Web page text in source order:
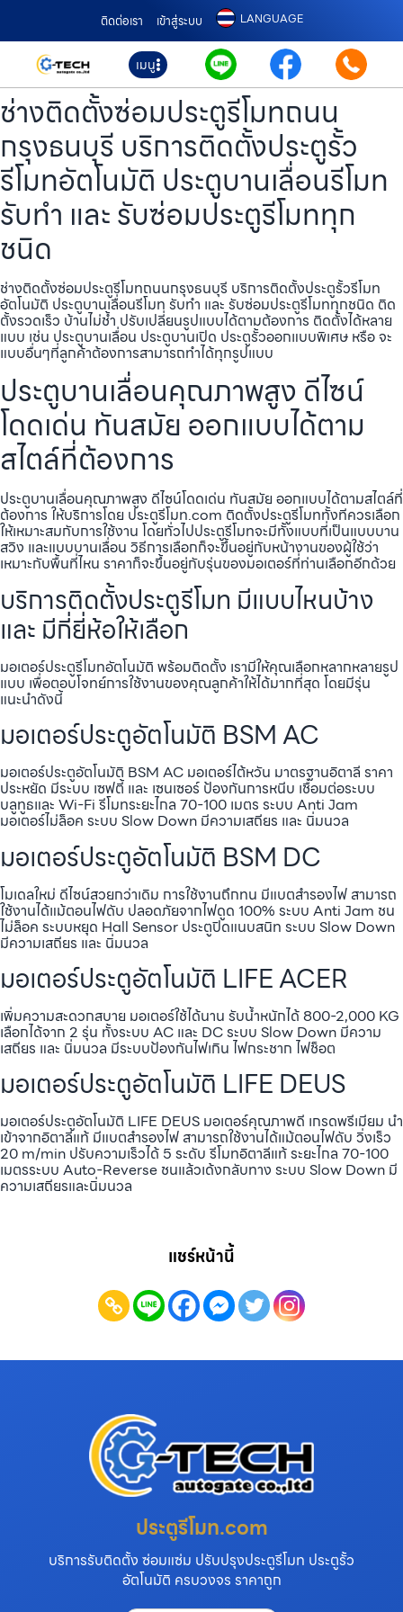
ติดต่อเรา เข้าสู่ระบบ LANGUAGE
เมนู
ช่างติดตั้งซ่อมประตูรีโมทถนน
กรุงธนบุรี บริการติดตั้งประตูรั้ว
รีโมทอัตโนมัติ ประตูบานเลื่อนรีโมท
รับทำ และ รับซ่อมประตูรีโมททุก
ชนิด
ช่างติดตั้งซ่อมประตูรีโมทถนนกรุงธนบุรี บริการติดตั้งประตูรั้วรีโมท
อัตโนมัติ ประตูบานเลื่อนรีโมท รับทำ และ รับซ่อมประตูรีโมททุกชนิด ติด
ตั้งรวดเร็ว บ้านไม่ช้ำ ปรับเปลี่ยนรูปแบบได้ตามต้องการ ติดตั้งได้หลาย
แบบ เช่น ประตูบานเลื่อน ประตูบานเปิด ประตูรั้วออกแบบพิเศษ หรือ จะ
แบบอื่นๆที่ลูกค้าต้องการสามารถทำได้ทุกรูปแบบ
ประตูบานเลื่อนคุณภาพสูง ดีไซน์
โดดเด่น ทันสมัย ออกแบบได้ตาม
สไตล์ที่ต้องการ
ประตูบานเลื่อนคุณภาพสูง ดีไซน์โดดเด่น ทันสมัย ออกแบบได้ตามสไตล์ที่
ต้องการ ให้บริการโดย ประตูรีโมท.com ติดตั้งประตูรีโมททั้งทีควรเลือก
ให้เหมาะสมกับการใช้งาน โดยทั่วไปประตูรีโมทจะมีทั้งแบบที่เป็นแบบบาน
สวิง และแบบบานเลื่อน วิธีการเลือกก็จะขึ้นอยู่กับหน้างานของผู้ใช้ว่า
เหมาะกับพื้นที่ไหน ราคาก็จะขึ้นอยู่กับรุ่นของมอเตอร์ที่ท่านเลือกอีกด้วย
บริการติดตั้งประตูรีโมท มีแบบไหนบ้าง
และ มีกี่ยี่ห้อให้เลือก
มอเตอร์ประตูรีโมทอัตโนมัติ พร้อมติดตั้ง เรามีให้คุณเลือกหลากหลายรูป
แบบ เพื่อตอบโจทย์การใช้งานของคุณลูกค้าให้ได้มากที่สุด โดยมีรุ่น
แนะนำดังนี้
มอเตอร์ประตูอัตโนมัติ BSM AC
มอเตอร์ประตูอัตโนมัติ BSM AC มอเตอร์ไต้หวัน มาตรฐานอิตาลี ราคา
ประหยัด มีระบบ เซฟตี้ และ เซนเซอร์ ป้องกันการหนีบ เชื่อมต่อระบบ
บลูทูธและ Wi-Fi รีโมทระยะไกล 70-100 เมตร ระบบ Anti Jam
มอเตอร์ไม่ล็อค ระบบ Slow Down มีความเสถียร และ นิ่มนวล
มอเตอร์ประตูอัตโนมัติ BSM DC
โมเดลใหม่ ดีไซน์สวยกว่าเดิม การใช้งานถึกทน มีแบตสำรองไฟ สามารถ
ใช้งานได้แม้ตอนไฟดับ ปลอดภัยจากไฟดูด 100% ระบบ Anti Jam ชน
ไม่ล็อค ระบบหยุด Hall Sensor ประตูปิดแนบสนิท ระบบ Slow Down
มีความเสถียร และ นิ่มนวล
มอเตอร์ประตูอัตโนมัติ LIFE ACER
เพิ่มความสะดวกสบาย มอเตอร์ใช้ได้นาน รับน้ำหนักได้ 800-2,000 KG
เลือกได้จาก 2 รุ่น ทั้งระบบ AC และ DC ระบบ Slow Down มีความ
เสถียร และ นิ่มนวล มีระบบป้องกันไฟเกิน ไฟกระชาก ไฟช็อต
มอเตอร์ประตูอัตโนมัติ LIFE DEUS
มอเตอร์ประตูอัตโนมัติ LIFE DEUS มอเตอร์คุณภาพดี เกรดพรีเมียม นำ
เข้าจากอิตาลีแท้ มีแบตสำรองไฟ สามารถใช้งานได้แม้ตอนไฟดับ วิ่งเร็ว
20 m/min ปรับความเร็วได้ 5 ระดับ รีโมทอิตาลีแท้ ระยะไกล 70-100
เมตรระบบ Auto-Reverse ชนแล้วเด้งกลับทาง ระบบ Slow Down มี
ความเสถียรและนิ่มนวล
แชร์หน้านี้
ประตูรีโมท.com
บริการรับติดตั้ง ซ่อมแซ่ม ปรับปรุงประตูรีโมท ประตูรั้ว
อัตโนมัติ ครบวงจร ราคาถูก